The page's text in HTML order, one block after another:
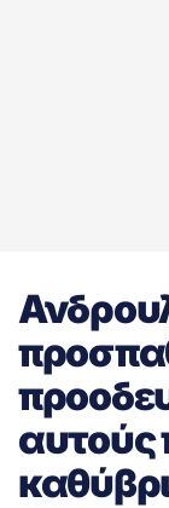
αυτούς